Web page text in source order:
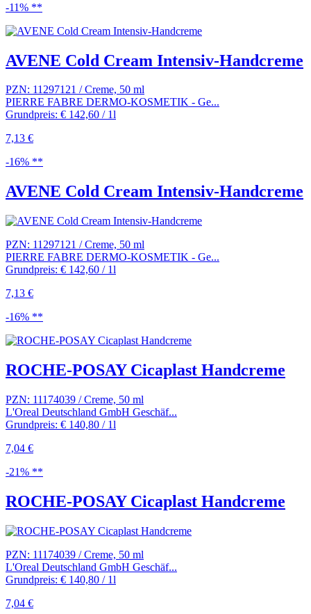
-11% **
AVENE Cold Cream Intensiv-Handcreme
PZN: 11297121 / Creme, 50 ml
PIERRE FABRE DERMO-KOSMETIK - Ge...
Grundpreis: € 142,60 / 1l
7,13 €
-16% **
AVENE Cold Cream Intensiv-Handcreme
PZN: 11297121 / Creme, 50 ml
PIERRE FABRE DERMO-KOSMETIK - Ge...
Grundpreis: € 142,60 / 1l
7,13 €
-16% **
ROCHE-POSAY Cicaplast Handcreme
PZN: 11174039 / Creme, 50 ml
L'Oreal Deutschland GmbH Geschäf...
Grundpreis: € 140,80 / 1l
7,04 €
-21% **
ROCHE-POSAY Cicaplast Handcreme
PZN: 11174039 / Creme, 50 ml
L'Oreal Deutschland GmbH Geschäf...
Grundpreis: € 140,80 / 1l
7,04 €